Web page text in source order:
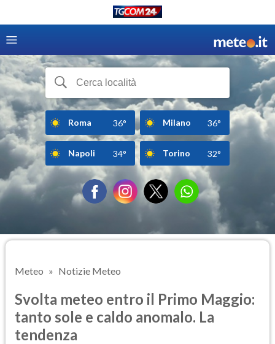
Roma 36° Milano 36°
Napoli 34° Torino 32°
Meteo Notizie Meteo
Svolta meteo entro il Primo Maggio:
tanto sole e caldo anomalo. La
tendenza